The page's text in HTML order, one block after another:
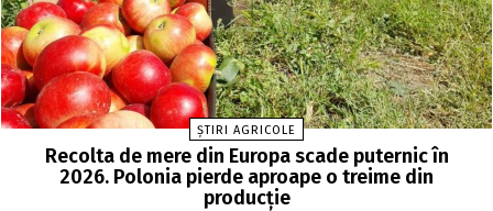
ȘTIRI AGRICOLE
Recolta de mere din Europa scade puternic în
2026. Polonia pierde aproape o treime din
producție